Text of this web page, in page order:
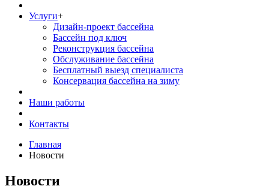
Услуги+
Дизайн-проект бассейна
Бассейн под ключ
Реконструкция бассейна
Обслуживание бассейна
Бесплатный выезд специалиста
Консервация бассейна на зиму
Наши работы
Контакты
Главная
Новости
Новости